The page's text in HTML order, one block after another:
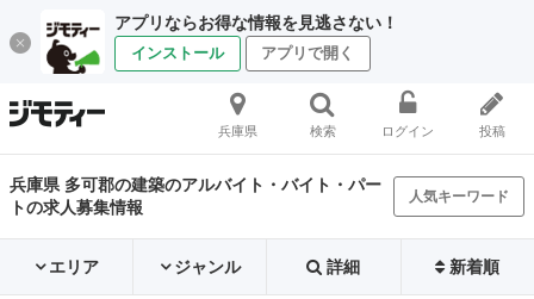
アプリならお得な情報を見逃さない！
インストール アプリで開く
兵庫県 検索 ログイン 投稿
兵庫県 多可郡の建築のアルバイト・バイト・パー
トの求人募集情報
人気キーワード
エリア ジャンル 詳細 新着順